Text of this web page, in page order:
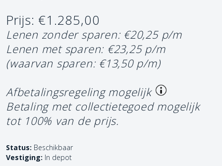
Prijs: €1.285,00
Lenen zonder sparen: €20,25 p/m
Lenen met sparen: €23,25 p/m
(waarvan sparen: €13,50 p/m)
Afbetalingsregeling mogelijk
Betaling met collectietegoed mogelijk
tot 100% van de prijs.
Status: Beschikbaar
Vestiging: In depot